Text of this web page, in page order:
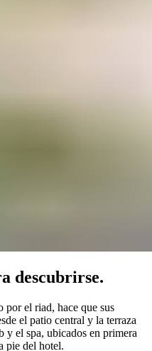
el riad, hace que sus
el patio central y la terraza
y el spa, ubicados en primera